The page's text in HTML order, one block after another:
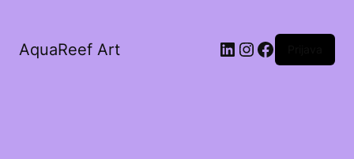
AquaReef Art